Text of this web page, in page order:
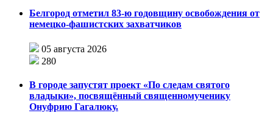
Белгород отметил 83-ю годовщину освобождения от
немецко-фашистских захватчиков
05 августа 2026
280
В городе запустят проект «По следам святого
владыки», посвящённый священномученику
Онуфрию Гагалюку.